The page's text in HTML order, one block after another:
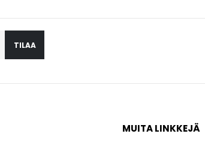
TILAA
MUITA LINKKEJÄ